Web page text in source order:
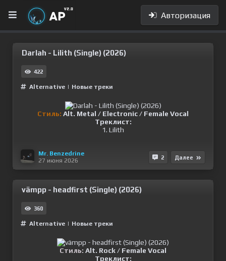
Авторизация
Darlah - Lilith (Single) (2026)
422
Alternative | Новые треки
Стиль: Alt. Metal / Electronic / Female Vocal
Треклист:
1. Lilith
Mr. Benzedrine
27 июня 2026
2 Далее
vämpp - headfirst (Single) (2026)
360
Alternative | Новые треки
Стиль: Alt. Rock / Female Vocal
Треклист: